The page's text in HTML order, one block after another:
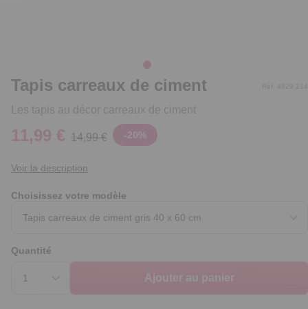
Tapis carreaux de ciment
Les tapis au décor carreaux de ciment
Réf. 4829.214
11,99 € 14,99 € -20%
Voir la description
Choisissez votre modèle
Quantité
Ajouter au panier